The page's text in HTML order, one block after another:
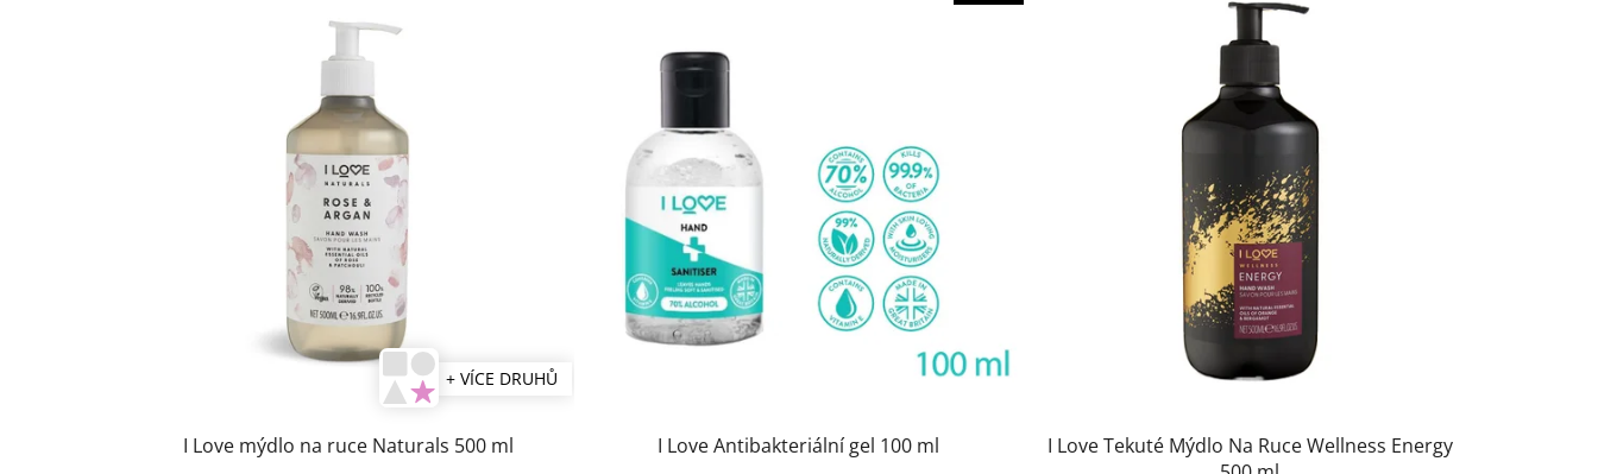
+ VÍCE DRUHŮ
I Love mýdlo na ruce Naturals 500 ml I Love Antibakteriální gel 100 ml
I Love Tekuté Mýdlo Na Ruce Wellness Energy